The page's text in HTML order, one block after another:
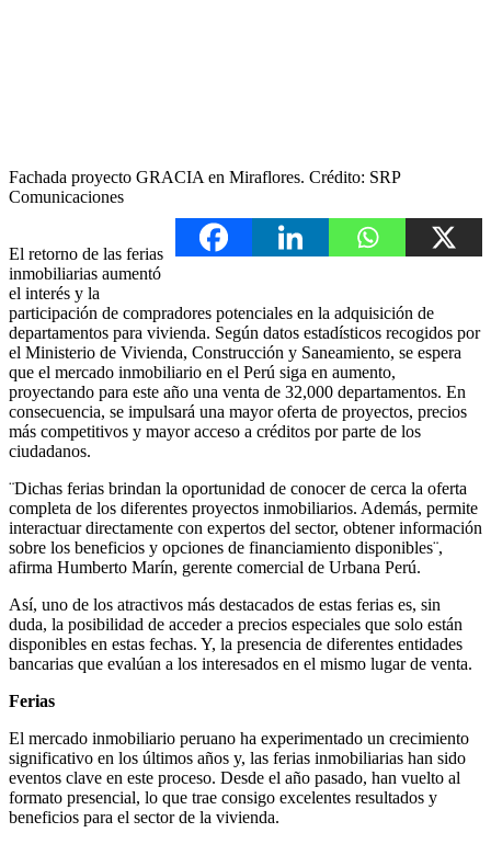
Fachada proyecto GRACIA en Miraflores. Crédito: SRP
Comunicaciones
El retorno de las ferias
inmobiliarias aumentó
el interés y la
participación de compradores potenciales en la adquisición de
departamentos para vivienda. Según datos estadísticos recogidos por
el Ministerio de Vivienda, Construcción y Saneamiento, se espera
que el mercado inmobiliario en el Perú siga en aumento,
proyectando para este año una venta de 32,000 departamentos. En
consecuencia, se impulsará una mayor oferta de proyectos, precios
más competitivos y mayor acceso a créditos por parte de los
ciudadanos.
¨Dichas ferias brindan la oportunidad de conocer de cerca la oferta
completa de los diferentes proyectos inmobiliarios. Además, permite
interactuar directamente con expertos del sector, obtener información
sobre los beneficios y opciones de financiamiento disponibles¨,
afirma Humberto Marín, gerente comercial de Urbana Perú.
Así, uno de los atractivos más destacados de estas ferias es, sin
duda, la posibilidad de acceder a precios especiales que solo están
disponibles en estas fechas. Y, la presencia de diferentes entidades
bancarias que evalúan a los interesados en el mismo lugar de venta.
Ferias
El mercado inmobiliario peruano ha experimentado un crecimiento
significativo en los últimos años y, las ferias inmobiliarias han sido
eventos clave en este proceso. Desde el año pasado, han vuelto al
formato presencial, lo que trae consigo excelentes resultados y
beneficios para el sector de la vivienda.